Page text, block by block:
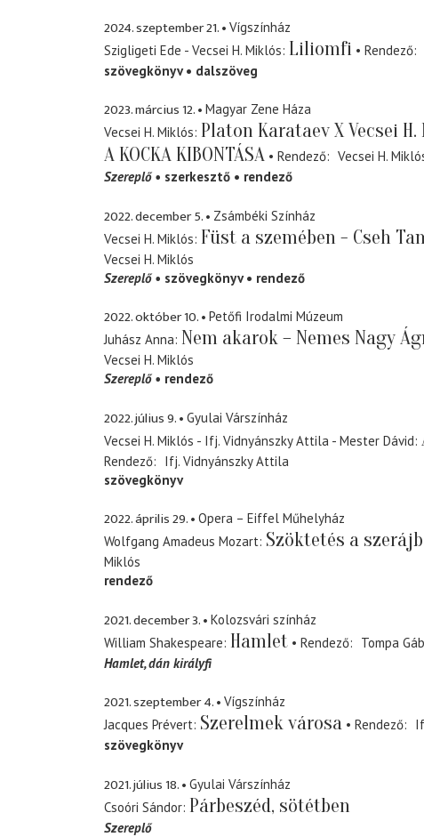
2024. szeptember 21.
Vígszínház
Szigligeti Ede - Vecsei H. Miklós Liliomfi Rendező
szövegkönyv
dalszöveg
2023. március 12.
Magyar Zene Háza
Vecsei H. Miklós Platon Karataev X Vecsei
A KOCKA KIBONTÁSA
Rendező
Vecsei H.
Szereplő
szerkesztő rendező
2022. december 5.
Zsámbéki Színház
Vecsei H. Miklós Füst a szemében - Cseh
Vecsei H. Miklós
Szereplő
szövegkönyv rendező
2022. október 10.
Petőfi Irodalmi Múzeum
Juhász Anna Nem akarok – Nemes Nagy
Vecsei H. Miklós
Szereplő
rendező
2022. július 9.
Gyulai Várszínház
Vecsei H. Miklós - Ifj. Vidnyánszky Attila - Mester Dávid
Rendező
Ifj. Vidnyánszky Attila
szövegkönyv
2022. április 29.
Opera – Eiffel Műhelyház
Wolfgang Amadeus Mozart Szöktetés a
Miklós
rendező
2021. december 3.
Kolozsvári színház
William Shakespeare Hamlet Rendező
Tompa
Hamlet dán királyfi
2021. szeptember 4.
Vígszínház
Jacques Prévert Szerelmek városa Rendező
szövegkönyv
2021. július 18.
Gyulai Várszínház
Csoóri Sándor Párbeszéd, sötétben
Szereplő